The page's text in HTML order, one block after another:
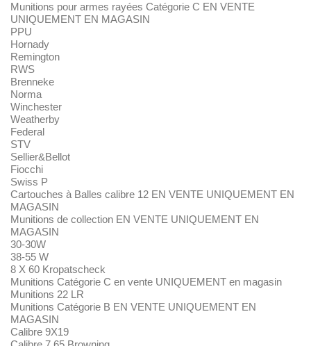
Munitions pour armes rayées Catégorie C EN VENTE
UNIQUEMENT EN MAGASIN
PPU
Hornady
Remington
RWS
Brenneke
Norma
Winchester
Weatherby
Federal
STV
Sellier&Bellot
Fiocchi
Swiss P
Cartouches à Balles calibre 12 EN VENTE UNIQUEMENT EN
MAGASIN
Munitions de collection EN VENTE UNIQUEMENT EN
MAGASIN
30-30W
38-55 W
8 X 60 Kropatscheck
Munitions Catégorie C en vente UNIQUEMENT en magasin
Munitions 22 LR
Munitions Catégorie B EN VENTE UNIQUEMENT EN
MAGASIN
Calibre 9X19